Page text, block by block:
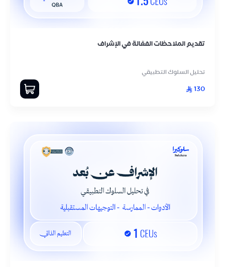
تقديم الملاحظات الفعّالة في الإشراف
تحليل السلوك التطبيقي
130